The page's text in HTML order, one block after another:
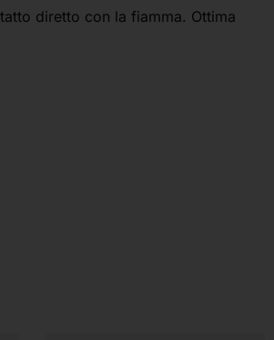
diretto con la fiamma. Ottima